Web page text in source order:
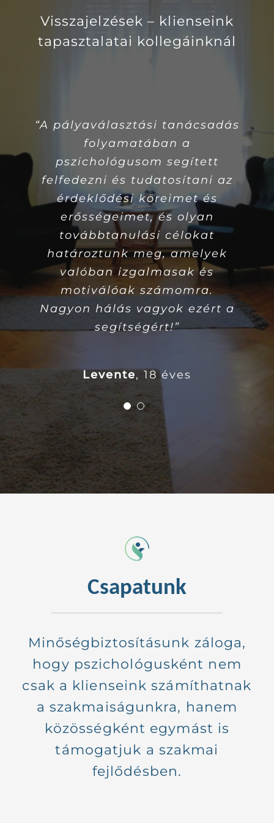
Visszajelzések – klienseink
tapasztalatai kollegáinknál
“A pályaválasztási tanácsadás
folyamatában a
pszichológusom segített
felfedezni és tudatosítani az
érdeklődési köreimet és
erősségeimet, és olyan
továbbtanulási célokat
határoztunk meg, amelyek
valóban izgalmasak és
motiválóak számomra.
Nagyon hálás vagyok ezért a
segítségért!”
Levente, 18 éves
Anna
20 éves
Csapatunk
Minőségbiztosításunk záloga,
hogy pszichológusként nem
csak a klienseink számíthatnak
a szakmaiságunkra, hanem
közösségként egymást is
támogatjuk a szakmai
fejlődésben.